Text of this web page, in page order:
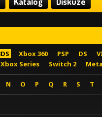
Xbox 360 PSP DS
Xbox Series Switch 2
N O P Q R S T